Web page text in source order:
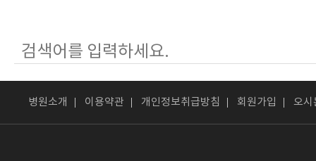
병원소개 이용약관 개인정보취급방침 회원가입 오시